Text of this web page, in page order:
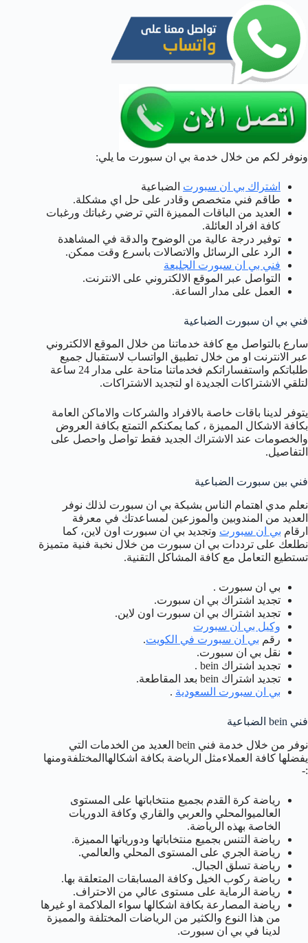
ونوفر لكم من خلال خدمة بي ان سبورت ما يلي:
اشتراك بي ان سبورت الضباعية
طاقم فني متخصص وقادر على حل اي مشكلة.
العديد من الباقات المميزة التي ترضي رغباتك ورغبات
كافة افراد العائلة.
توفير درجة عالية من الوضوح والدقة في المشاهدة
الرد على الرسائل والاتصالات باسرع وقت ممكن.
فني بي ان سبورت الجليعة
التواصل عبر الموقع الالكتروني على الانترنت.
العمل على مدار الساعة.
فني بي ان سبورت الضباعية
سارع بالتواصل مع كافة خدماتنا من خلال الموقع الالكتروني
عبر الانترنت او من خلال تطبيق الواتساب لاستقبال جميع
طلباتكم واستفساراتكم فخدماتنا متاحة على مدار 24 ساعة
لتلقي الاشتراكات الجديدة او لتجديد الاشتراكات.
يتوفر لدينا باقات خاصة بالافراد والشركات والاماكن العامة
بكافة الاشكال المميزة ، كما يمكنكم التمتع بكافة العروض
والخصومات عند الاشتراك الجديد فقط تواصل واحصل على
التفاصيل.
فني بين سبورت الضباعية
نعلم مدي اهتمام الناس بشبكة بي ان سبورت لذلك نوفر
العديد من المندوبين والموزعين لمساعدتك في معرفة
ارقام بي ان سبورت وتجديد بي ان سبورت اون لاين، كما
نطلعك على ترددات بي ان سبورت من خلال نخبة فنية متميزة
تستطيع التعامل مع كافة المشاكل التقنية.
بي ان سبورت .
تجديد اشتراك بي ان سبورت.
تجديد اشتراك بي ان سبورت اون لاين.
وكيل بي ان سبورت
رقم بي ان سبورت في الكويت.
نقل بي ان سبورت.
تجديد اشتراك bein .
تجديد اشتراك bein بعد المقاطعة.
بي ان سبورت السعودية .
فني bein الضباعية
نوفر من خلال خدمة فني bein العديد من الخدمات التي
يفضلها كافة العملاءمثل الرياضة بكافة اشكالهاالمختلفةومنها
:-
رياضة كرة القدم بجميع منتخاباتها على المستوى
العالميوالمحلي والعربي والقاري وكافة الدوريات
الخاصة بهذه الرياضة.
رياضة التنس بجميع منتخاباتها ودورياتها المميزة.
رياضة الجري على المستوى المحلي والعالمي.
رياضة تسلق الجبال.
رياضة ركوب الخيل وكافة المسابقات المتعلقة بها.
رياضة الرماية على مستوى عالي من الاحتراف.
رياضة المصارعة بكافة اشكالها سواء الملاكمة او غيرها
من هذا النوع والكثير من الرياضات المختلفة والمميزة
لدينا في بي ان سبورت.